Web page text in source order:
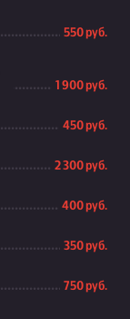
550 руб.
1 900 руб.
450 руб.
2 300 руб.
400 руб.
350 руб.
750 руб.